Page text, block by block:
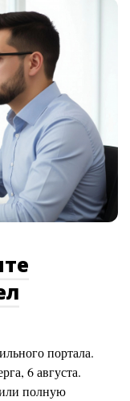
портала.
6 августа.
полную